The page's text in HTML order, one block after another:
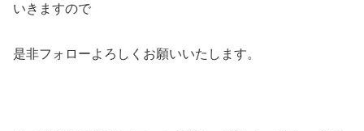
いきますので
是非フォローよろしくお願いいたします。